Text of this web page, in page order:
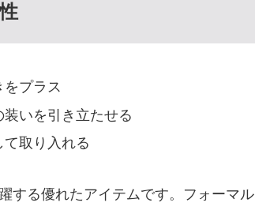
プラス
いを引き立たせる
取り入れる
する優れたアイテムです。フォーマル